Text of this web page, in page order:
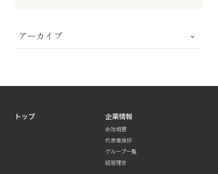
アーカイブ
トップ 企業情報
会社概要
代表者挨拶
グループ一覧
経営理念